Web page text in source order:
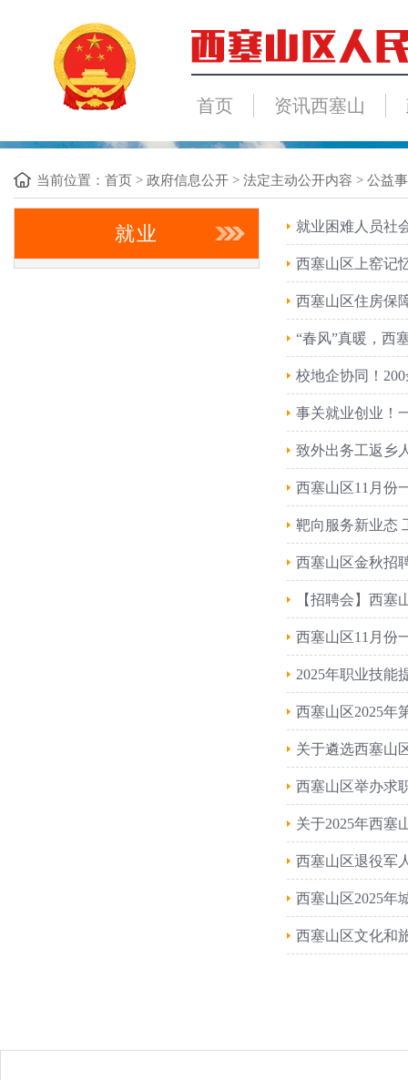
首页 资讯西塞山
当前位置： 首页 > 政府信息公开 > 法定主动公开内容 > 公益
就业 就业困难人员社
西塞山区上窑记
西塞山区住房保
“春风”真暖，西
校地企协同！
事关就业创业！
致外出务工返乡
西塞山区11月份
靶向服务新业态
西塞山区金秋招
【招聘会】西塞
西塞山区11月份
2025年职业技能
西塞山区2025年
关于遴选西塞山
西塞山区举办求
关于2025年西塞
西塞山区退役军
西塞山区2025年
西塞山区文化和